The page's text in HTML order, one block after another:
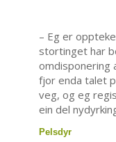
– Eg er
stortinget har
omdisponering
fjor enda talet
veg, og eg
ein del
Pelsdyr